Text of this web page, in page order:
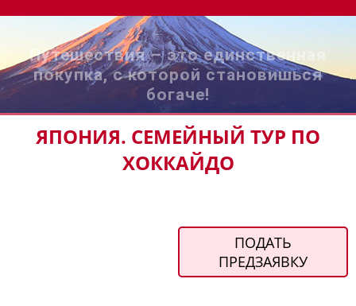
Путешествия – это единственная
покупка, с которой становишься
богаче!
ЯПОНИЯ. СЕМЕЙНЫЙ ТУР ПО
ХОККАЙДО
ПОДАТЬ
ПРЕДЗАЯВКУ